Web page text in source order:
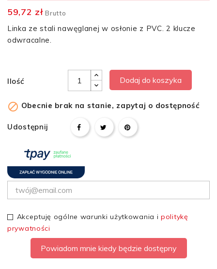
59,72 zł Brutto
Linka ze stali nawęglanej w osłonie z PVC. 2 klucze
odwracalne.
Ilość Dodaj do koszyka
 Obecnie brak na stanie, zapytaj o dostępność
Udostępnij
Akceptuję ogólne warunki użytkowania ipolitykę
prywatności
Powiadom mnie kiedy będzie dostępny